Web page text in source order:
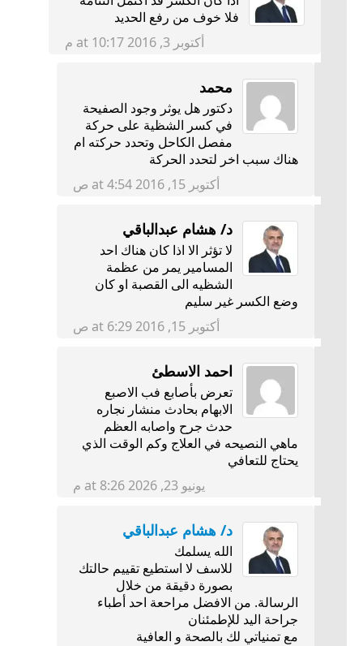
فلا خوف من رفع الحديد
أكتوبر 3, 2016 at 10:17 م
محمد
دكتور هل يوثر وجود الصفيحة
في كسر الشظية على حركة
مفصل الكاحل وتحدد حركته ام
هناك سبب اخر لتحدد الحركة
أكتوبر 15, 2016 at 4:54 ص
د/ هشام عبدالباقي
لا تؤثر الا اذا كان هناك احد
المسامير يمر من عظمة
الشظيه الى القصبة او كان
وضع الكسر غير سليم
أكتوبر 15, 2016 at 6:29 ص
احمد الاسطئ
تعرض بأصابع فب الاصبع
الابهام بحادث منشار نجاره
حدث جرح واصابه العظم
ماهي النصيحه في العلاج وكم الوقت الذي
يحتاج للتعافي
يونيو 23, 2026 at 8:26 م
د/ هشام عبدالباقي
الله يسلمك
للاسف لا استطيع تقييم حالتك
بصورة دقيقة من خلال
الرسالة. من الافضل مراحعة احد أطباء
جراحة اليد للإطمئنان
مع تمنياتي لك بالصحة و العافية